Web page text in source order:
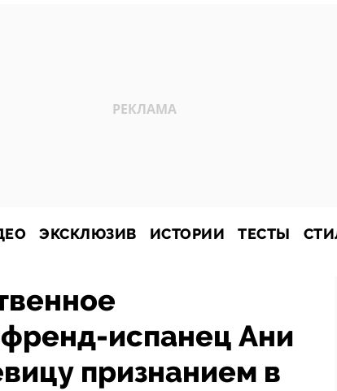
ЭКСКЛЮЗИВ ИСТОРИИ ТЕСТЫ
испанец Ани
признанием в